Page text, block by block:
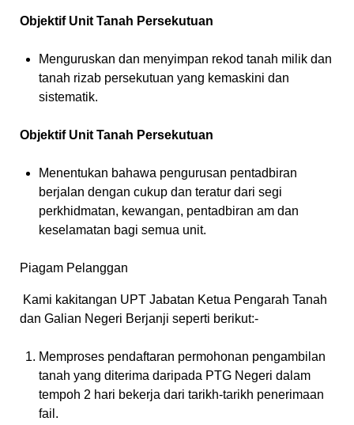
Objektif Unit Tanah Persekutuan
Menguruskan dan menyimpan rekod tanah milik dan
tanah rizab persekutuan yang kemaskini dan
sistematik.
Objektif Unit Tanah Persekutuan
Menentukan bahawa pengurusan pentadbiran
berjalan dengan cukup dan teratur dari segi
perkhidmatan, kewangan, pentadbiran am dan
keselamatan bagi semua unit.
Piagam Pelanggan
Kami kakitangan UPT Jabatan Ketua Pengarah Tanah
dan Galian Negeri Berjanji seperti berikut:-
Memproses pendaftaran permohonan pengambilan
tanah yang diterima daripada PTG Negeri dalam
tempoh 2 hari bekerja dari tarikh-tarikh penerimaan
fail.